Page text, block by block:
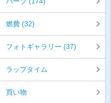
燃費 (32)
フォトギャラリー (37)
ラップタイム
買い物